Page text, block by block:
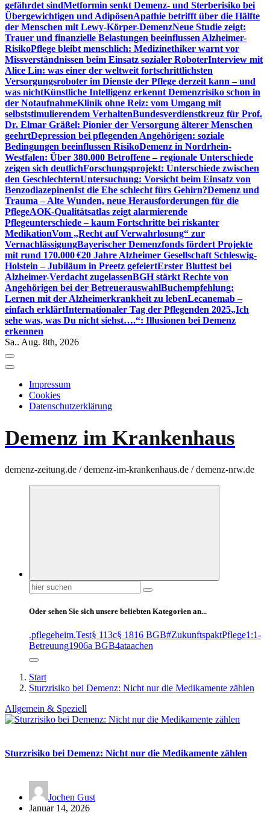
gefährdet sindMetformin senkt Demenz- und Sterberisiko bei
Übergewichtigen und AdipösenApathie betrifft über die Hälfte
der Menschen mit Lewy-Körper-DemenzNeue Studie zeigt:
Trauer und finanzielle Belastungen beeinflussen Alzheimer-
RisikoPflege bleibt menschlich: Medizinethiker warnt vor
Missverständnissen beim Einsatz sozialer RoboterInterview mit
Alice Lin: was einer der weltweit fortschrittlichsten
Versorgungsroboter im Dienste der Pflege derzeit kann – und
was nichtKünstliche Intelligenz erkennt Demenzrisiko schon in
der NotaufnahmeKlinik ohne Reiz: vom Umgang mit
selbststimulierendem VerhaltenBundesverdienstkreuz für Prof.
Dr. Elmar Gräßel: Pionier der Versorgung älterer Menschen
geehrtDepression bei pflegenden Angehörigen: soziale
Bedingungen beeinflussen RisikoDemenz in Nordrhein-
Westfalen: Über 380.000 Betroffene – regionale Unterschiede
zeigen sich deutlichForschungsprojekt: Unterschiede zwischen
den GeschlechternUntersuchung: Vorsicht beim Einsatz von
BenzodiazepinenIst die Ehe schlecht fürs Gehirn?Demenz und
Trauma – Alte Wunden, neue Herausforderungen für die
PflegeAOK-Qualitätsatlas zeigt alarmierende
Pflegeunterschiede – kaum Fortschritte bei riskanter
MedikationVom „Recht auf Verwahrlosung“ zur
VernachlässigungBayerischer Demenzfonds fördert Projekte
mit rund 170.000 €20 Jahre Alzheimer Gesellschaft Schleswig-
Holstein – Jubiläum in Preetz gefeiertErster Bluttest bei
Alzheimer-Verdacht zugelassenBGH stärkt Rechte von
Angehörigen bei der BetreuerauswahlBuchempfehlung:
Lernen mit der Alzheimerkrankheit zu lebenLecanemab –
einfach erklärtInternationaler Tag der Pflegenden 2025„Ich
sehe was, was Du nicht siehst….“: Illusionen bei Demenz
erkennen
Sa.. Aug. 8th, 2026
Impressum
Cookies
Datenschutzerklärung
Demenz im Krankenhaus
demenz-zeitung.de / demenz-im-krankenhaus.de / demenz-nrw.de
Suchen
nach:
Oder sehen Sie sich unsere beliebten Kategorien an...
.pflegeheim.Test§ 113c§ 1816 BGB#ZukunftspaktPflege1:1-
Betreuung1906a BGB4ataachen
Start
Sturzrisiko bei Demenz: Nicht nur die Medikamente zählen
Allgemein & Speziell
Sturzrisiko bei Demenz: Nicht nur die Medikamente zählen
Jochen Gust
Januar 14, 2026